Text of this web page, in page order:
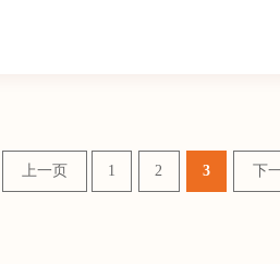
上一页 1 2 3 下